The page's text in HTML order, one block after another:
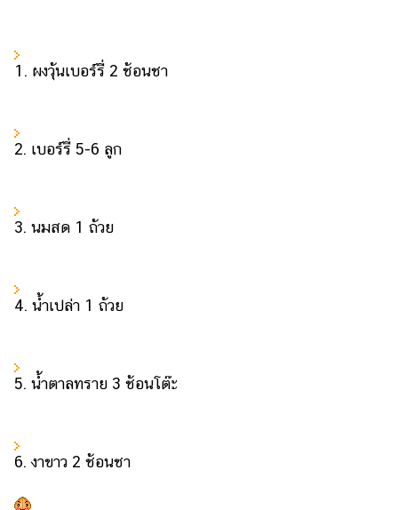
1. ผงวุ้นเบอร์รี่ 2 ช้อนชา
2. เบอร์รี่ 5-6 ลูก
3. นมสด 1 ถ้วย
4. น้ำเปล่า 1 ถ้วย
5. น้ำตาลทราย 3 ช้อนโต๊ะ
6. งาขาว 2 ช้อนชา